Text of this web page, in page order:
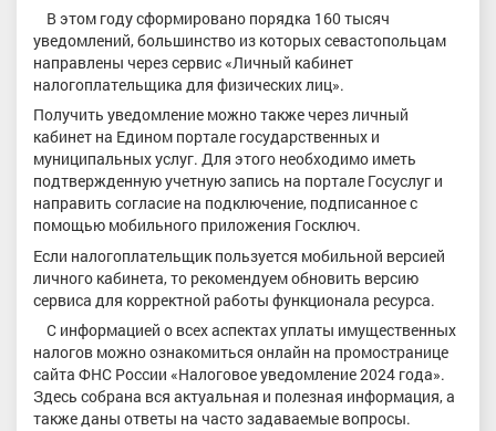
В этом году сформировано порядка 160 тысяч
уведомлений, большинство из которых севастопольцам
направлены через сервис «Личный кабинет
налогоплательщика для физических лиц».
Получить уведомление можно также через личный
кабинет на Едином портале государственных и
муниципальных услуг. Для этого необходимо иметь
подтвержденную учетную запись на портале Госуслуг и
направить согласие на подключение, подписанное с
помощью мобильного приложения Госключ.
Если налогоплательщик пользуется мобильной версией
личного кабинета, то рекомендуем обновить версию
сервиса для корректной работы функционала ресурса.
С информацией о всех аспектах уплаты имущественных
налогов можно ознакомиться онлайн на промостранице
сайта ФНС России «Налоговое уведомление 2024 года».
Здесь собрана вся актуальная и полезная информация, а
также даны ответы на часто задаваемые вопросы.